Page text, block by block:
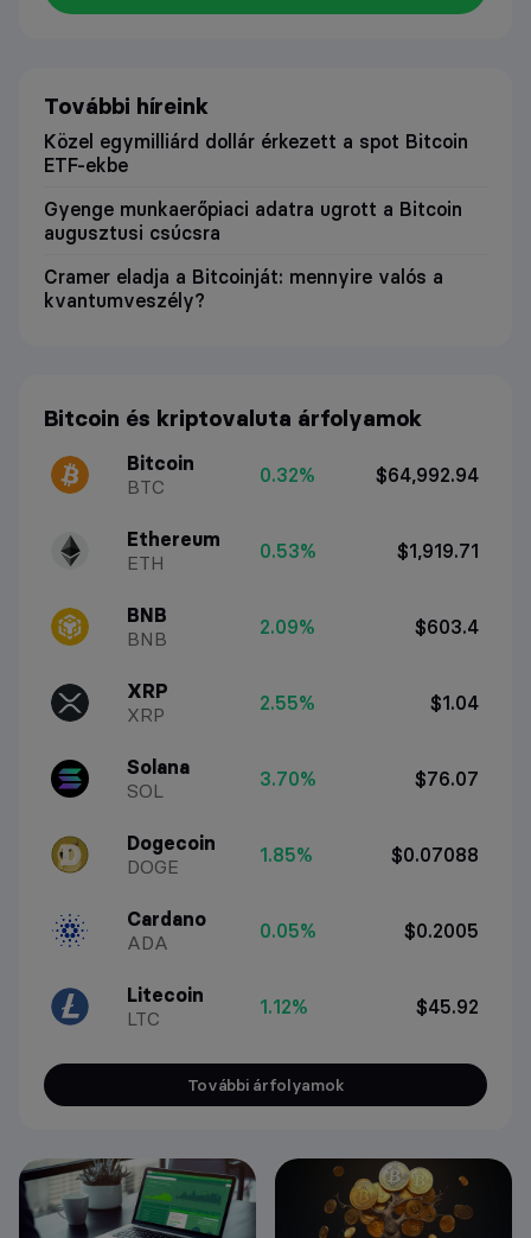
További híreink
Közel egymilliárd dollár érkezett a spot Bitcoin
ETF-ekbe
Gyenge munkaerőpiaci adatra ugrott a Bitcoin
augusztusi csúcsra
Cramer eladja a Bitcoinját: mennyire valós a
kvantumveszély?
Bitcoin és kriptovaluta árfolyamok
Bitcoin
BTC
0.32% $64,992.94
Ethereum
ETH
0.53% $1,919.71
BNB
BNB
2.09% $603.4
XRP
XRP
2.55% $1.04
Solana
SOL
3.70% $76.07
Dogecoin
DOGE
1.85% $0.07088
Cardano
ADA
0.05% $0.2005
Litecoin
LTC
1.12% $45.92
További árfolyamok